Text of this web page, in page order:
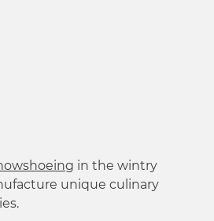
in the wintry
unique culinary